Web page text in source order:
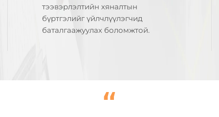
тээвэрлэлтийн хяналтын
бүртгэлийг үйлчлүүлэгчид
баталгаажуулах боломжтой.
“